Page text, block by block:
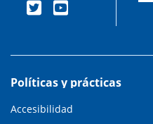
Políticas y prácticas
Accesibilidad